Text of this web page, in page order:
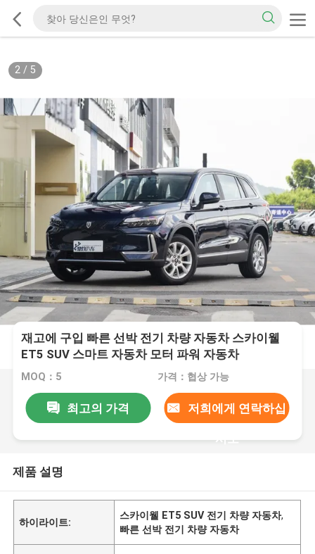
3/ 5
재고에 구입 빠른 선박 전기 차량 자동차 스카이웰
ET5 SUV 스마트 자동차 모터 파워 자동차
MOQ：5 가격：협상 가능
최고의 가격 저희에게 연락하십
시오
제품 설명
하이라이트:
스카이웰 ET5 SUV 전기 차량 자동차,
빠른 선박 전기 차량 자동차